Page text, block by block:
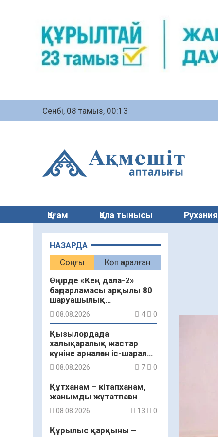
Сенбі, 08 тамыз, 00:13
Қоғам Қала тынысы
НАЗАРДА
Соңғы
Көп қаралған
Өңірде «Кең дала-2»
бағдарламасы арқылы 80
шаруашылық
қаржыландырылды
08.08.2026 4 0
Қызылордада
халықаралық жастар
күніне арналған іс-шаралар
бастау алды
08.08.2026 7 0
Құтханам – кітапханам,
жанымды жұтатпаған
08.08.2026 13 0
Құрылыс қарқыны –